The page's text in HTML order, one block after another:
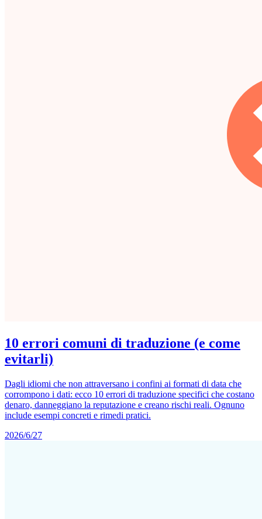
10 errori comuni di traduzione (e come
evitarli)
Dagli idiomi che non attraversano i confini ai formati di data che
corrompono i dati: ecco 10 errori di traduzione specifici che costano
denaro, danneggiano la reputazione e creano rischi reali. Ognuno
include esempi concreti e rimedi pratici.
2026/6/27